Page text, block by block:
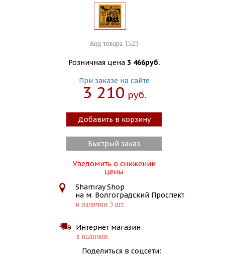
Код товара 1523
Розничная цена 3 466руб.
При заказе на сайте
3 210 Руб.
Добавить в корзину
Быстрый заказ
Уведомить о снижении
цены
Shamray Shop
на м. Волгоградский Проспект
в наличии 3 шт.
Интернет магазин
в наличии
Поделиться в соцсети: